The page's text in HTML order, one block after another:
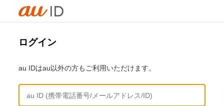
ログイン
au IDはau以外の方もご利用いただけます。